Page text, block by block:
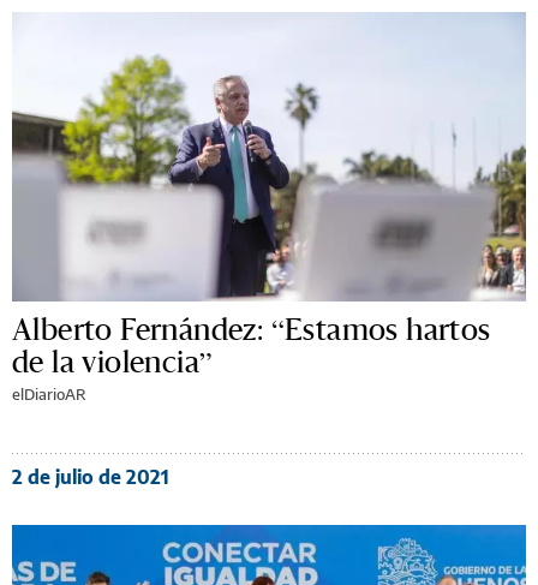
Alberto Fernández: “Estamos hartos
de la violencia”
elDiarioAR
2 de julio de 2021